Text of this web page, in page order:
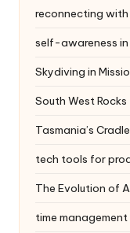
reconnecting with
self-awareness
Skydiving in
South West Rocks
Tasmania’s
tech tools for
The Evolution of
time